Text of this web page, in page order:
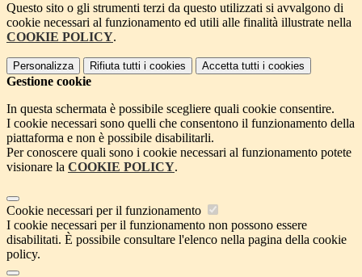
Questo sito o gli strumenti terzi da questo utilizzati si avvalgono di
cookie necessari al funzionamento ed utili alle finalità illustrate nella
COOKIE POLICY.
Personalizza Rifiuta tutti i cookies Accetta tutti i cookies
Gestione cookie
In questa schermata è possibile scegliere quali cookie consentire.
I cookie necessari sono quelli che consentono il funzionamento della
piattaforma e non è possibile disabilitarli.
Per conoscere quali sono i cookie necessari al funzionamento potete
visionare la COOKIE POLICY.
Cookie necessari per il funzionamento
I cookie necessari per il funzionamento non possono essere
disabilitati. È possibile consultare l'elenco nella pagina della cookie
policy.